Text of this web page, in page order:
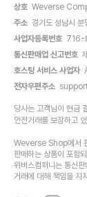
상호 Weverse
주소 경기도 성남시
사업자등록번호 716-
통신판매업 신고번호
호스팅 서비스 사업자
전자우편주소
당사는 고객님이 현금
안전거래를 보장하고
Weverse Shop에서
판매하는 상품이 포함
위버스컴퍼니는 통신
거래에 대해 책임을 지